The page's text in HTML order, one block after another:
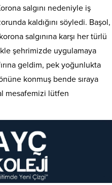
salgını nedeniyle iş
kaldığını söyledi. Başol,
salgınına karşı her türlü
şehrimizde uygulamaya
geldim, pek yoğunlukta
konmuş bende sıraya
mesafemizi lütfen